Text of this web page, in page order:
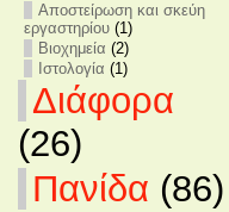
Αποστείρωση και σκεύη
εργαστηρίου(1)
Βιοχημεία (2)
Ιστολογία (1)
Διάφορα
(26)
Πανίδα (86)